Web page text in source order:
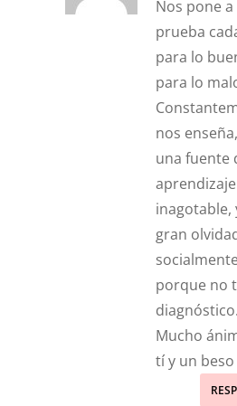
Nos pone a
prueba
para lo
para lo
nos
una fuente
aprendizaje
inagotable,
gran
socialmente
porque no
diagnóstico.
Mucho
tí y un